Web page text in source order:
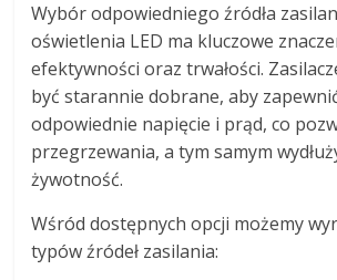
Wybór odpowiedniego źródła
oświetlenia LED ma kluczowe
efektywności oraz trwałości.
być starannie dobrane, aby
odpowiednie napięcie i prąd, co
przegrzewania, a tym samym
żywotność.
Wśród dostępnych opcji możemy
typów źródeł zasilania: